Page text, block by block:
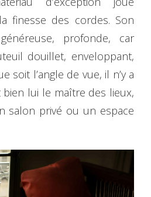
finesse des cordes. Son
profonde, car
douillet, enveloppant,
soit l’angle de vue, il n’y a
bien lui le maître des lieux,
salon privé ou un espace